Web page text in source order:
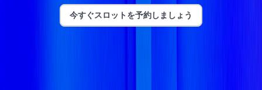
今すぐスロットを予約しましょう